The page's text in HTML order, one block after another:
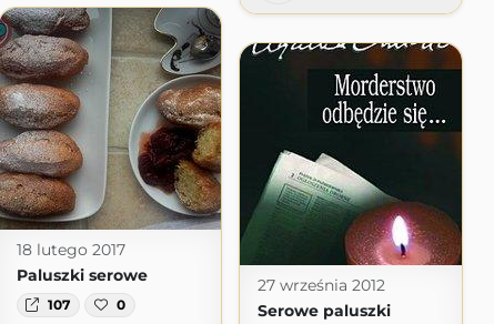
18 lutego 2017
Paluszki serowe
107 0
27 września 2012
Serowe paluszki